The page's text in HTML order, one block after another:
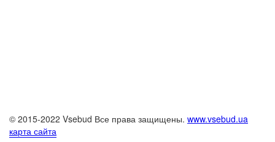
© 2015-2022 Vsebud Все права защищены. www.vsebud.ua
карта сайта